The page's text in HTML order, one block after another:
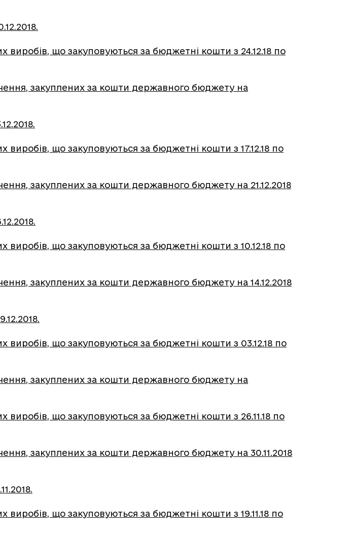
виробів, що закуповуються за бюджетні кошти з 24.12.18 по
закуплених за кошти державного бюджету на
що закуповуються за бюджетні кошти з 17.12.18 по
закуплених за кошти державного бюджету на 21.12.2018
виробів, що закуповуються за бюджетні кошти з 10.12.18 по
закуплених за кошти державного бюджету на 14.12.2018
виробів, що закуповуються за бюджетні кошти з 03.12.18 по
закуплених за кошти державного бюджету на
виробів, що закуповуються за бюджетні кошти з 26.11.18 по
закуплених за кошти державного бюджету на 30.11.2018
що закуповуються за бюджетні кошти з 19.11.18 по